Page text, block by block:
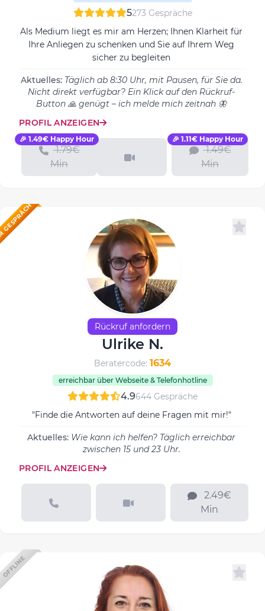
5273 Gespräche
Als Medium liegt es mir am Herzen; Ihnen Klarheit für
Ihre Anliegen zu schenken und Sie auf Ihrem Weg
sicher zu begleiten
Aktuelles: Täglich ab 8:30 Uhr, mit Pausen, für Sie da.
Nicht direkt verfügbar? Ein Klick auf den Rückruf-
Button 🙏 genügt – ich melde mich zeitnah 🦋
PROFIL ANZEIGEN
1.79€
Min
🎉 1.49€ Happy Hour
1.49€
Min
🎉 1.11€ Happy Hour
Rückruf anfordern
Ulrike N.
Beratercode: 1634
erreichbar über Webseite & Telefonhotline
4.9644 Gespräche
"Finde die Antworten auf deine Fragen mit mir!"
Aktuelles: Wie kann ich helfen? Täglich erreichbar
zwischen 15 und 23 Uhr.
PROFIL ANZEIGEN
Min
OFFLINE